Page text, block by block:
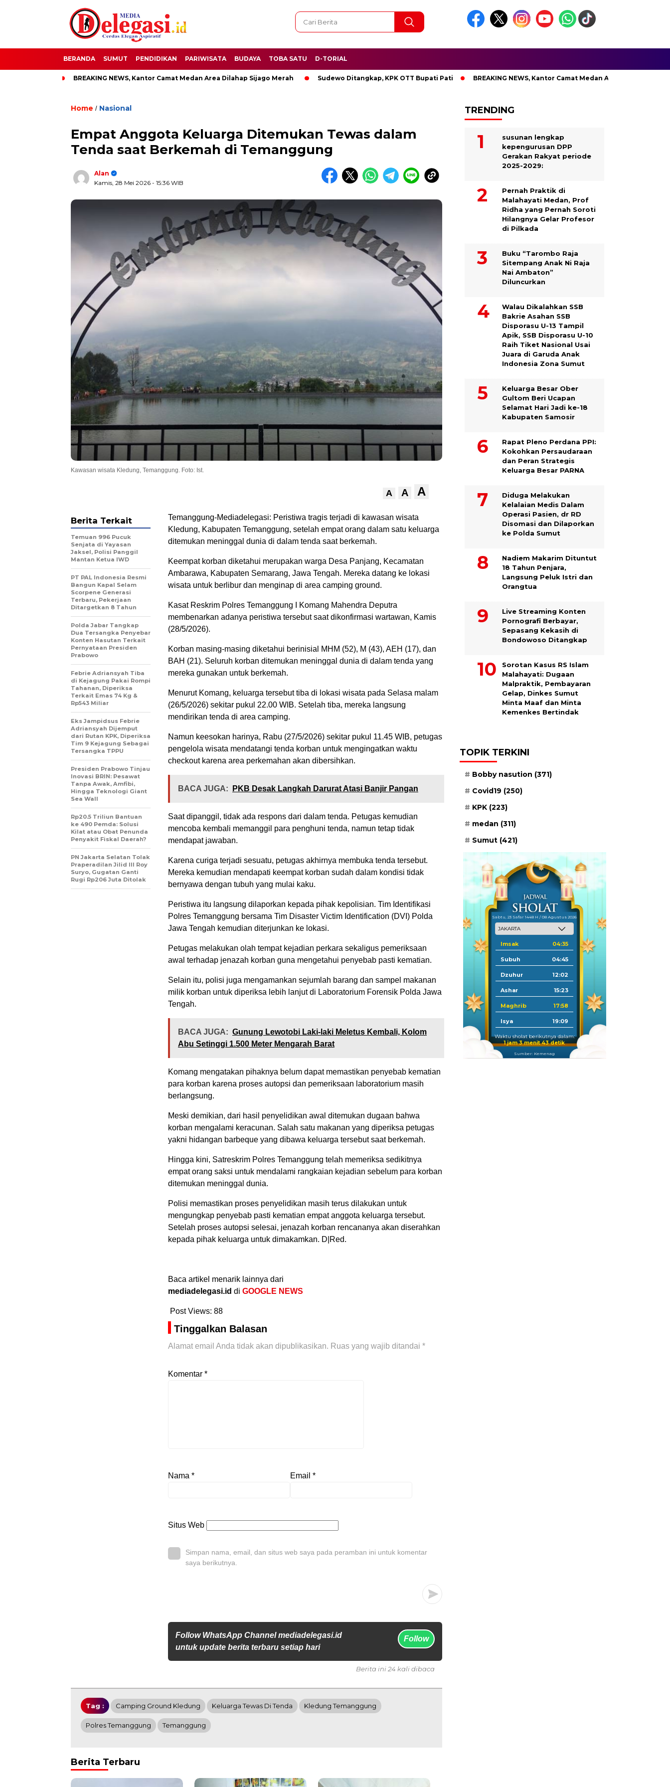
BERANDA SUMUT PENDIDIKAN PARIWISATA BUDAYA TOBA SATU D-TORIAL
BREAKING NEWS, Kantor Camat Medan Area Dilahap Sijago Merah Sudewo Ditangkap, KPK OTT Bupati Pati BREAKING NEWS, Kantor Camat Medan Area Dilahap Sijago Merah
Home / Nasional
Empat Anggota Keluarga Ditemukan Tewas dalam
Tenda saat Berkemah di Temanggung
Alan
Kamis, 28 Mei 2026 - 15:36 WIB
Kawasan wisata Kledung, Temanggung. Foto: Ist.
A A A
Temanggung-Mediadelegasi: Peristiwa tragis terjadi di kawasan wisata
Kledung, Kabupaten Temanggung, setelah empat orang dalam satu keluarga
ditemukan meninggal dunia di dalam tenda saat berkemah.
Keempat korban diketahui merupakan warga Desa Panjang, Kecamatan
Ambarawa, Kabupaten Semarang, Jawa Tengah. Mereka datang ke lokasi
wisata untuk berlibur dan menginap di area camping ground.
Kasat Reskrim Polres Temanggung I Komang Mahendra Deputra
membenarkan adanya peristiwa tersebut saat dikonfirmasi wartawan, Kamis
(28/5/2026).
Korban masing-masing diketahui berinisial MHM (52), M (43), AEH (17), dan
BAH (21). Seluruh korban ditemukan meninggal dunia di dalam tenda yang
mereka gunakan untuk berkemah.
Menurut Komang, keluarga tersebut tiba di lokasi wisata pada Selasa malam
(26/5/2026) sekitar pukul 22.00 WIB. Setelah tiba, mereka langsung
mendirikan tenda di area camping.
Namun keesokan harinya, Rabu (27/5/2026) sekitar pukul 11.45 WIB, petugas
pengelola wisata mendatangi tenda korban untuk mengingatkan waktu
checkout karena area perkemahan akan dibersihkan.
BACA JUGA: PKB Desak Langkah Darurat Atasi Banjir Pangan
Saat dipanggil, tidak ada respons dari dalam tenda. Petugas kemudian
mencoba kembali memanggil para penghuni tenda, namun tetap tidak
mendapat jawaban.
Karena curiga terjadi sesuatu, petugas akhirnya membuka tenda tersebut.
Mereka kemudian mendapati keempat korban sudah dalam kondisi tidak
bernyawa dengan tubuh yang mulai kaku.
Peristiwa itu langsung dilaporkan kepada pihak kepolisian. Tim Identifikasi
Polres Temanggung bersama Tim Disaster Victim Identification (DVI) Polda
Jawa Tengah kemudian diterjunkan ke lokasi.
Petugas melakukan olah tempat kejadian perkara sekaligus pemeriksaan
awal terhadap jenazah korban guna mengetahui penyebab pasti kematian.
Selain itu, polisi juga mengamankan sejumlah barang dan sampel makanan
milik korban untuk diperiksa lebih lanjut di Laboratorium Forensik Polda Jawa
Tengah.
BACA JUGA: Gunung Lewotobi Laki-laki Meletus Kembali, Kolom
Abu Setinggi 1.500 Meter Mengarah Barat
Komang mengatakan pihaknya belum dapat memastikan penyebab kematian
para korban karena proses autopsi dan pemeriksaan laboratorium masih
berlangsung.
Meski demikian, dari hasil penyelidikan awal ditemukan dugaan bahwa
korban mengalami keracunan. Salah satu makanan yang diperiksa petugas
yakni hidangan barbeque yang dibawa keluarga tersebut saat berkemah.
Hingga kini, Satreskrim Polres Temanggung telah memeriksa sedikitnya
empat orang saksi untuk mendalami rangkaian kejadian sebelum para korban
ditemukan meninggal dunia.
Polisi memastikan proses penyelidikan masih terus dilakukan untuk
mengungkap penyebab pasti kematian empat anggota keluarga tersebut.
Setelah proses autopsi selesai, jenazah korban rencananya akan diserahkan
kepada pihak keluarga untuk dimakamkan. D|Red.
Baca artikel menarik lainnya dari
mediadelegasi.id di GOOGLE NEWS
Post Views: 88
Tinggalkan Balasan
Alamat email Anda tidak akan dipublikasikan. Ruas yang wajib ditandai *
Komentar *
Nama * Email *
Situs Web
Simpan nama, email, dan situs web saya pada peramban ini untuk komentar
saya berikutnya.
Follow WhatsApp Channel mediadelegasi.id
untuk update berita terbaru setiap hari
Follow
Berita Terkait
Temuan 996 Pucuk
Senjata di Yayasan
Jaksel, Polisi Panggil
Mantan Ketua IWD
PT PAL Indonesia Resmi
Bangun Kapal Selam
Scorpene Generasi
Terbaru, Pekerjaan
Ditargetkan 8 Tahun
Polda Jabar Tangkap
Dua Tersangka Penyebar
Konten Hasutan Terkait
Pernyataan Presiden
Prabowo
Febrie Adriansyah Tiba
di Kejagung Pakai Rompi
Tahanan, Diperiksa
Terkait Emas 74 Kg &
Rp543 Miliar
Eks Jampidsus Febrie
Adriansyah Dijemput
dari Rutan KPK, Diperiksa
Tim 9 Kejagung Sebagai
Tersangka TPPU
Presiden Prabowo Tinjau
Inovasi BRIN: Pesawat
Tanpa Awak, Amfibi,
Hingga Teknologi Giant
Sea Wall
Rp20.5 Triliun Bantuan
ke 490 Pemda: Solusi
Kilat atau Obat Penunda
Penyakit Fiskal Daerah?
PN Jakarta Selatan Tolak
Praperadilan Jilid III Roy
Suryo, Gugatan Ganti
Rugi Rp206 Juta Ditolak
Berita ini 24 kali dibaca
Tag : Camping Ground Kledung Keluarga Tewas Di Tenda Kledung Temanggung
Polres Temanggung Temanggung
Berita Terbaru
TRENDING
susunan lengkap
kepengurusan DPP
Gerakan Rakyat periode
2025-2029:
Pernah Praktik di
Malahayati Medan, Prof
Ridha yang Pernah Soroti
Hilangnya Gelar Profesor
di Pilkada
Buku “Tarombo Raja
Sitempang Anak Ni Raja
Nai Ambaton”
Diluncurkan
Walau Dikalahkan SSB
Bakrie Asahan SSB
Disporasu U-13 Tampil
Apik, SSB Disporasu U-10
Raih Tiket Nasional Usai
Juara di Garuda Anak
Indonesia Zona Sumut
Keluarga Besar Ober
Gultom Beri Ucapan
Selamat Hari Jadi ke-18
Kabupaten Samosir
Rapat Pleno Perdana PPI:
Kokohkan Persaudaraan
dan Peran Strategis
Keluarga Besar PARNA
Diduga Melakukan
Kelalaian Medis Dalam
Operasi Pasien, dr RD
Disomasi dan Dilaporkan
ke Polda Sumut
​Nadiem Makarim Dituntut
18 Tahun Penjara,
Langsung Peluk Istri dan
Orangtua
Live Streaming Konten
Pornografi Berbayar,
Sepasang Kekasih di
Bondowoso Ditangkap
Sorotan Kasus RS Islam
Malahayati: Dugaan
Malpraktik, Pembayaran
Gelap, Dinkes Sumut
Minta Maaf dan Minta
Kemenkes Bertindak
TOPIK TERKINI
Bobby nasution (371)
Covid19 (250)
KPK (223)
medan (311)
Sumut (421)
Sabtu, 23 Safar 1448 H / 08 Agustus 2026
Imsak 04:35
Subuh 04:45
Dzuhur 12:02
Ashar 15:23
Maghrib 17:58
Isya 19:09
Waktu sholat berikutnya dalam:
1 jam 3 menit 42 detik
Sumber: Kemenag